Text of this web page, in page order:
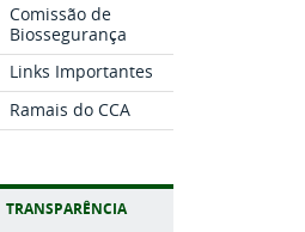
Comissão de
Biossegurança
Links Importantes
Ramais do CCA
TRANSPARÊNCIA